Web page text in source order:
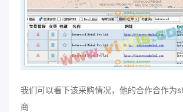
我们可以看下该采购情况，他的合作合作为
商